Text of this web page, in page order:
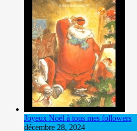
Joyeux Noël à tous mes followers
décembre 28, 2024